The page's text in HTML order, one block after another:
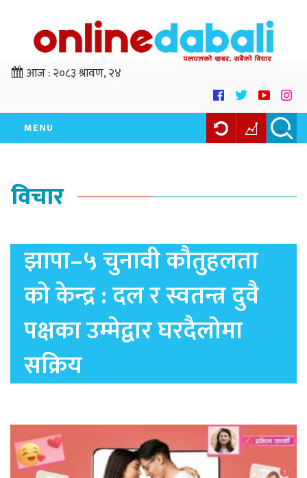
आज :२०८३ श्रावण, २४
MENU
विचार
झापा–५ चुनावी कौतुहलता
को केन्द्र : दल र स्वतन्त्र दुवै
पक्षका उम्मेद्वार घरदैलोमा
सक्रिय